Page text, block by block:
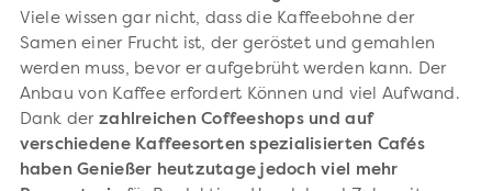
Viele wissen gar nicht, dass die Kaffeebohne der
Samen einer Frucht ist, der geröstet und gemahlen
werden muss, bevor er aufgebrüht werden kann. Der
Anbau von Kaffee erfordert Können und viel Aufwand.
Dank der zahlreichen Coffeeshops und auf
verschiedene Kaffeesorten spezialisierten Cafés
haben Genießer heutzutage jedoch viel mehr